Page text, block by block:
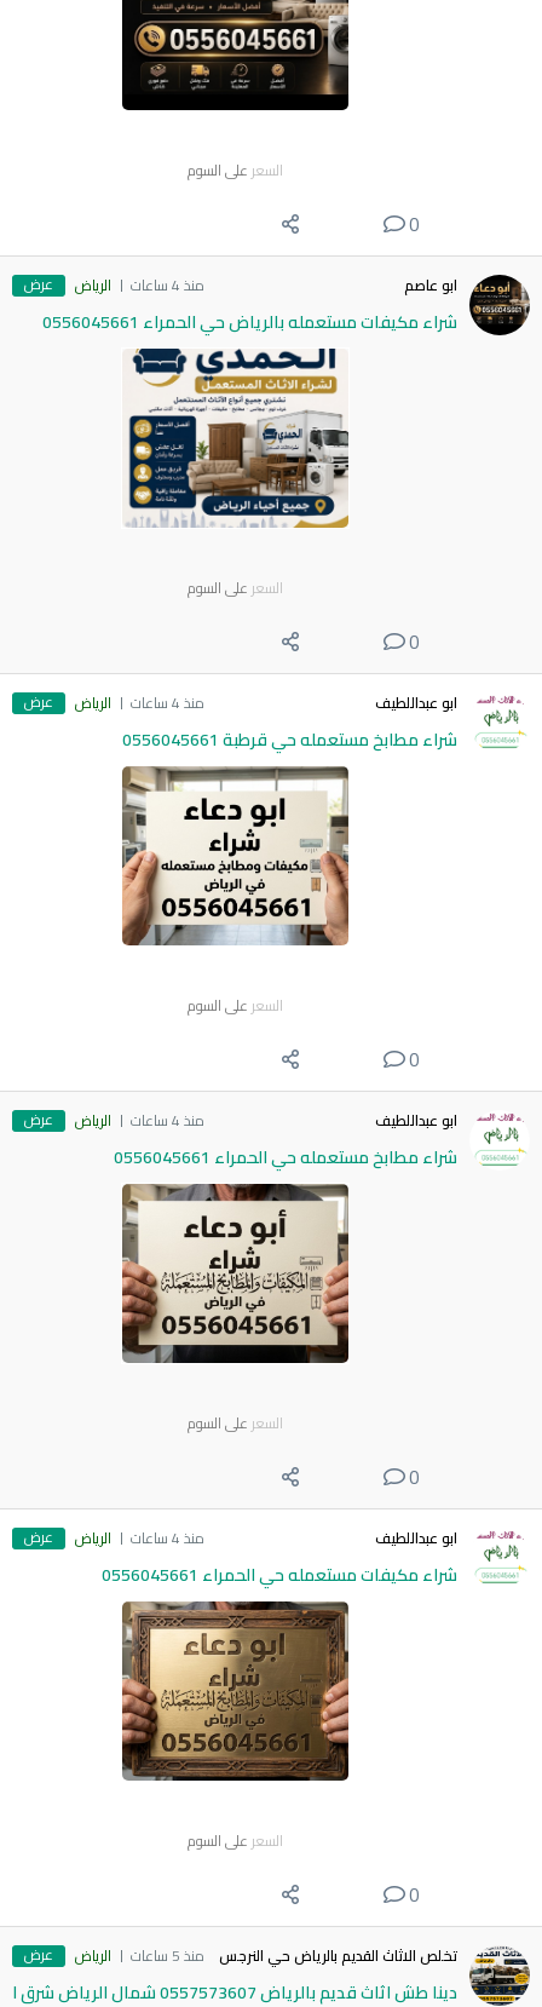
السعر على السوم
0
ابو عاصم منذ 4 ساعات الرياض عرض
شراء مكيفات مستعمله بالرياض حي الحمراء 0556045661
السعر على السوم
0
ابو عبداللطيف منذ 4 ساعات الرياض عرض
شراء مطابخ مستعمله حي قرطبة 0556045661
السعر على السوم
0
ابو عبداللطيف منذ 4 ساعات الرياض عرض
شراء مطابخ مستعمله حي الحمراء 0556045661
السعر على السوم
0
ابو عبداللطيف منذ 4 ساعات الرياض عرض
شراء مكيفات مستعمله حي الحمراء 0556045661
السعر على السوم
0
تخلص الاثاث القديم بالرياض حي النرجس منذ 5 ساعات الرياض عرض
دينا طش اثاث قديم بالرياض 0557573607 شمال الرياض شرق ا